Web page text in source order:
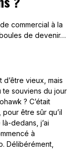
commercial à la
de devenir…
d’être vieux, mais
te souviens du jour
? C’était
être sûr qu’il
dedans, j’ai
à
Délibérément,